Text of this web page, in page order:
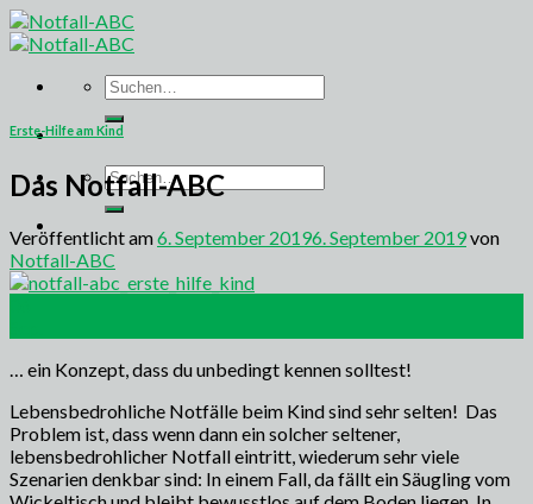
Skip
to
Suchen
nach:
Suchen
nach:
Erste-Hilfe am Kind
Das Notfall-ABC
Veröffentlicht am6. September 20196. September 2019von
Notfall-ABC
… ein Konzept, dass du unbedingt kennen solltest!
Lebensbedrohliche Notfälle beim Kind sind sehr selten! Das
Problem ist, dass wenn dann ein solcher seltener,
lebensbedrohlicher Notfall eintritt, wiederum sehr viele
Szenarien denkbar sind: In einem Fall, da fällt ein Säugling vom